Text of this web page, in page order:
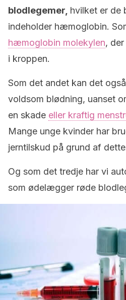
blodlegemer, hvilket er de
indeholder hæmoglobin.
hæmoglobin molekylen,
i kroppen.
Som det andet kan det
voldsom blødning, uanset
en skade eller kraftig
Mange unge kvinder har
jerntilskud på grund af
Og som det tredje har vi
som ødelægger røde